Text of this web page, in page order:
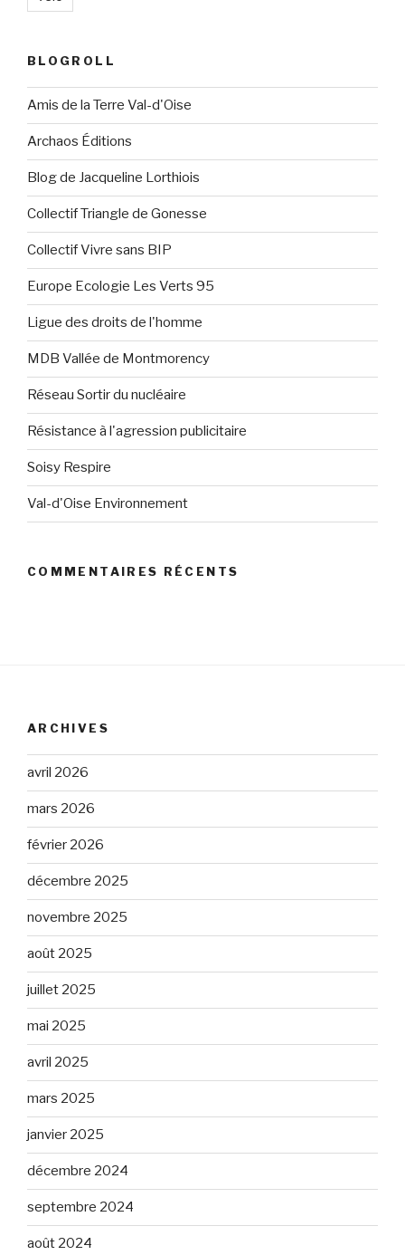
BLOGROLL
Amis de la Terre Val-d'Oise
Archaos Éditions
Blog de Jacqueline Lorthiois
Collectif Triangle de Gonesse
Collectif Vivre sans BIP
Europe Ecologie Les Verts 95
Ligue des droits de l'homme
MDB Vallée de Montmorency
Réseau Sortir du nucléaire
Résistance à l'agression publicitaire
Soisy Respire
Val-d'Oise Environnement
COMMENTAIRES RÉCENTS
ARCHIVES
avril 2026
mars 2026
février 2026
décembre 2025
novembre 2025
août 2025
juillet 2025
mai 2025
avril 2025
mars 2025
janvier 2025
décembre 2024
septembre 2024
août 2024